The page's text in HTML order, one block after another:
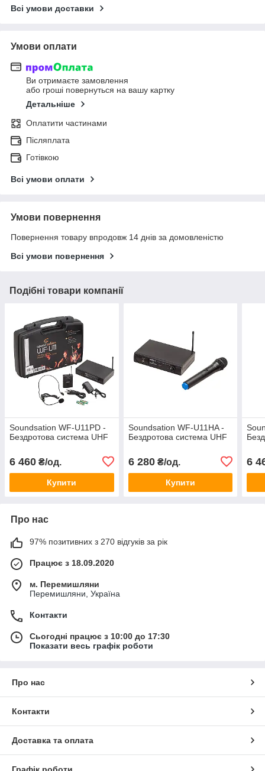
Всі умови доставки
Умови оплати
Ви отримаєте замовлення
або гроші повернуться на вашу картку
Детальніше
Оплатити частинами
Післяплата
Готівкою
Всі умови оплати
Умови повернення
Повернення товару впродовж 14 днів за домовленістю
Всі умови повернення
Подібні товари компанії
Soundsation WF-U11PD -
Бездротова система UHF
6 460 ₴/од.
Купити
Soundsation WF-U11HA -
Бездротова система UHF
6 280₴/од.
Купити
6
Про нас
97% позитивних з 270 відгуків за рік
Працює з 18.09.2020
м. Перемишляни
Перемишляни, Україна
Контакти
Сьогодні працює з 10:00 до 17:30
Показати весь графік роботи
Про нас
Контакти
Доставка та оплата